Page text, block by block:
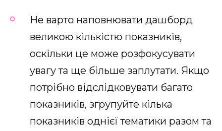
Не варто наповнювати дашборд
великою кількістю показників,
оскільки це може розфокусувати
увагу та ще більше заплутати. Якщо
потрібно відслідковувати багато
показників, згрупуйте кілька
показників однієї тематики разом та